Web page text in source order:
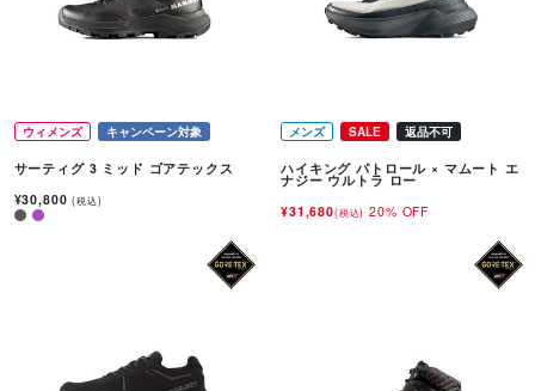
ウィメンズ キャンペーン対象
サーティグ 3 ミッド ゴアテックス
¥30,800(税込)
メンズ SALE 返品不可
ハイキング パトロール × マムート エ
ナジー ウルトラ ロー
¥31,680(税込) 20% OFF